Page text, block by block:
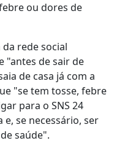
ou dores de
rede social
"antes de sair de
de casa já com a
"se tem tosse, febre
para o SNS 24
se necessário, ser
saúde".